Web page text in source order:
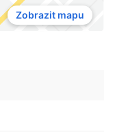
Zobrazit mapu